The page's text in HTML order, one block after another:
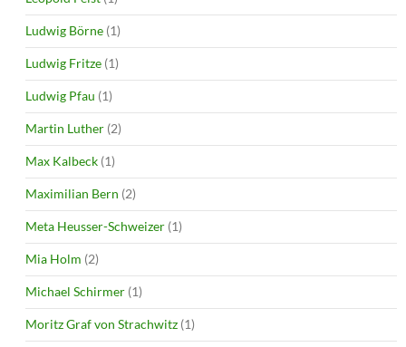
Ludwig Börne (1)
Ludwig Fritze (1)
Ludwig Pfau (1)
Martin Luther (2)
Max Kalbeck (1)
Maximilian Bern (2)
Meta Heusser-Schweizer (1)
Mia Holm (2)
Michael Schirmer (1)
Moritz Graf von Strachwitz (1)